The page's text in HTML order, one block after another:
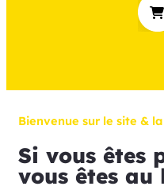
Bienvenue sur le site &
Si vous êtes
vous êtes